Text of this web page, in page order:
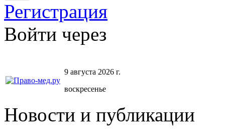
Регистрация
Войти через
9 августа 2026 г.
воскресенье
Новости и публикации